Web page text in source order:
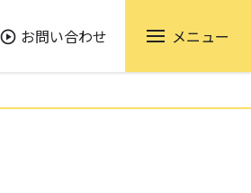
お問い合わせ メニュー